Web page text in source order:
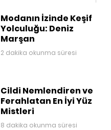
Modanın İzinde Keşif
Yolculuğu: Deniz
Marşan
2 dakika okunma süresi
Cildi Nemlendiren ve
Ferahlatan En İyi Yüz
Mistleri
8 dakika okunma süresi